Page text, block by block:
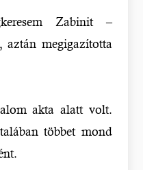
Zabinit –
aztán megigazította
akta alatt volt.
többet mond